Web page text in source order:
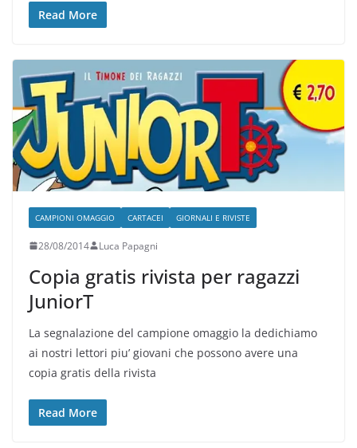
Read More
CAMPIONI OMAGGIO CARTACEI GIORNALI E RIVISTE
28/08/2014 Luca Papagni
Copia gratis rivista per ragazzi
JuniorT
La segnalazione del campione omaggio la dedichiamo
ai nostri lettori piu’ giovani che possono avere una
copia gratis della rivista
Read More